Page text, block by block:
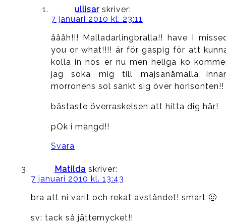
ullisar skriver:
7 januari 2010 kl. 23:11
åååh!!! Malladarlingbralla!! have I
you or what!!!! är för gäspig för att
kolla in hos er nu men heliga ko
jag söka mig till majsanåmalla
morronens sol sänkt sig över horisonten!!
bästaste överraskelsen att hitta dig här!
pOk i mängd!!
Svara
Matilda skriver:
7 januari 2010 kl. 13:43
bra att ni varit och rekat avståndet! smart 🙂
sv: tack så jättemycket!!